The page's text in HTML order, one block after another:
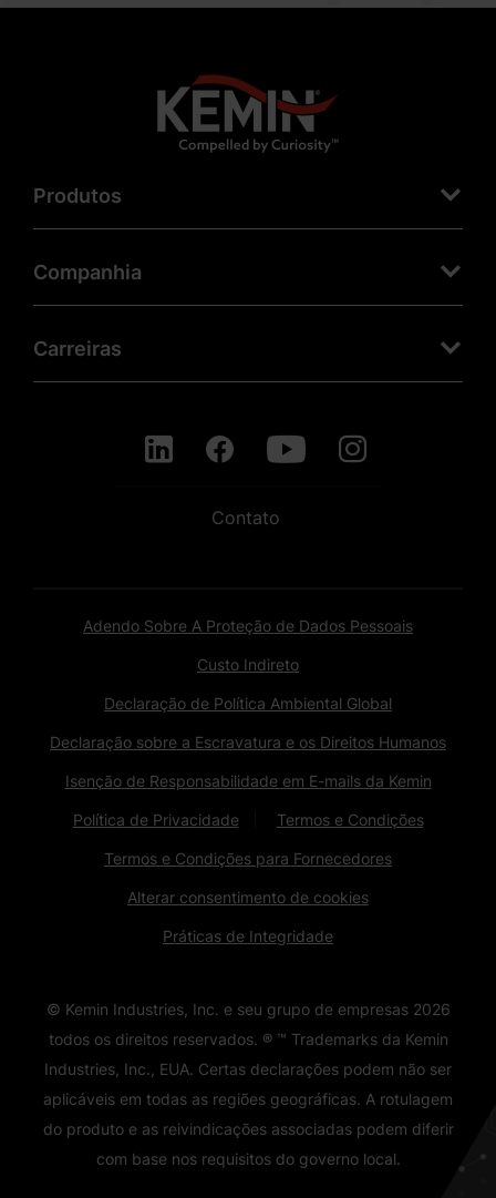
Produtos
Companhia
Carreiras
Contato
Adendo Sobre A Proteção de Dados Pessoais
Custo Indireto
Declaração de Política Ambiental Global
Declaração sobre a Escravatura e os Direitos Humanos
Isenção de Responsabilidade em E-mails da Kemin
Política de Privacidade Termos e Condições
Termos e Condições para Fornecedores
Alterar consentimento de cookies
Práticas de Integridade
© Kemin Industries, Inc. e seu grupo de empresas 2026
todos os direitos reservados. ® ™ Trademarks da Kemin
Industries, Inc., EUA. Certas declarações podem não ser
aplicáveis ​​em todas as regiões geográficas. A rotulagem
do produto e as reivindicações associadas podem diferir
com base nos requisitos do governo local.